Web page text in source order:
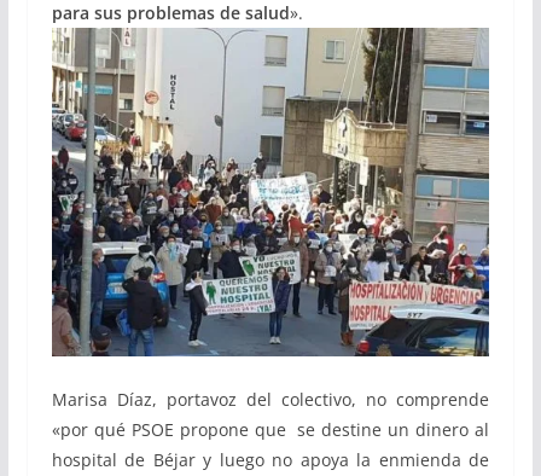
para sus problemas de salud».
Marisa Díaz, portavoz del colectivo, no comprende
«por qué PSOE propone que se destine un dinero al
hospital de Béjar y luego no apoya la enmienda de